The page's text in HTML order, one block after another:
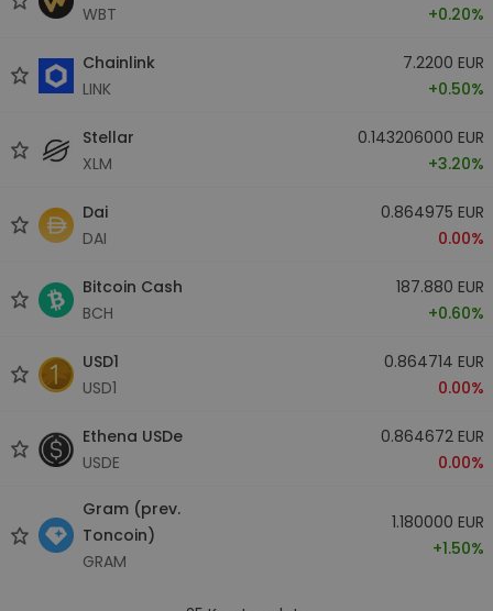
WBT
+0.20%
Chainlink
LINK
7.2200 EUR
+0.50%
Stellar
XLM
0.143206000 EUR
+3.20%
Dai
DAI
0.864975 EUR
0.00%
Bitcoin Cash
BCH
187.880 EUR
+0.60%
USD1
USD1
0.864714 EUR
0.00%
Ethena USDe
USDE
0.864672 EUR
0.00%
Gram (prev.
Toncoin)
GRAM
1.180000 EUR
+1.50%